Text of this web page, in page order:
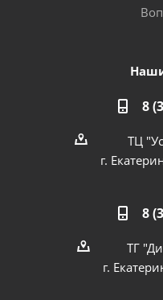
8
ТЦ
г.
8
ТГ
г.